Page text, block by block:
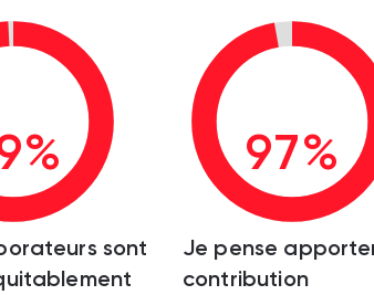
sont
97%
Je pense
contribution